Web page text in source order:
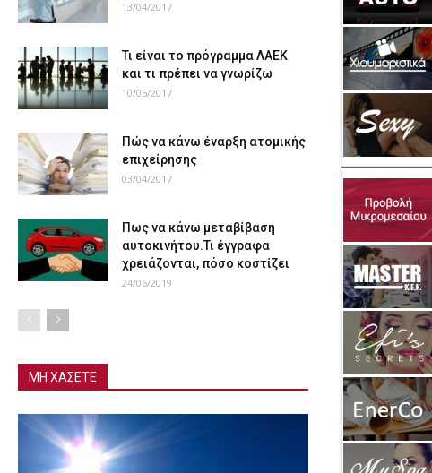
13/04/2017
Τι είναι το πρόγραμμα ΛΑΕΚ
και τι πρέπει να γνωρίζω
10/05/2017
Πώς να κάνω έναρξη ατομικής
επιχείρησης
03/04/2017
Πως να κάνω μεταβίβαση
αυτοκινήτου.Τι έγγραφα
χρειάζονται, πόσο κοστίζει
24/06/2019
ΜΗ ΧΑΣΕΤΕ